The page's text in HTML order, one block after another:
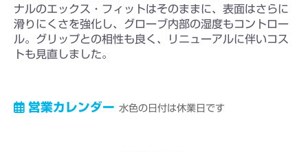
ナルのエックス・フィットはそのままに、表面はさらに
滑りにくさを強化し、グローブ内部の湿度もコントロー
ル。グリップとの相性も良く、リニューアルに伴いコス
トも見直しました。
営業カレンダー 水色の日付は休業日です